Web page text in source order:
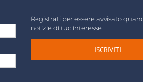
Registrati per essere avvisato
notizie di tuo interesse.
ISCRIVITI